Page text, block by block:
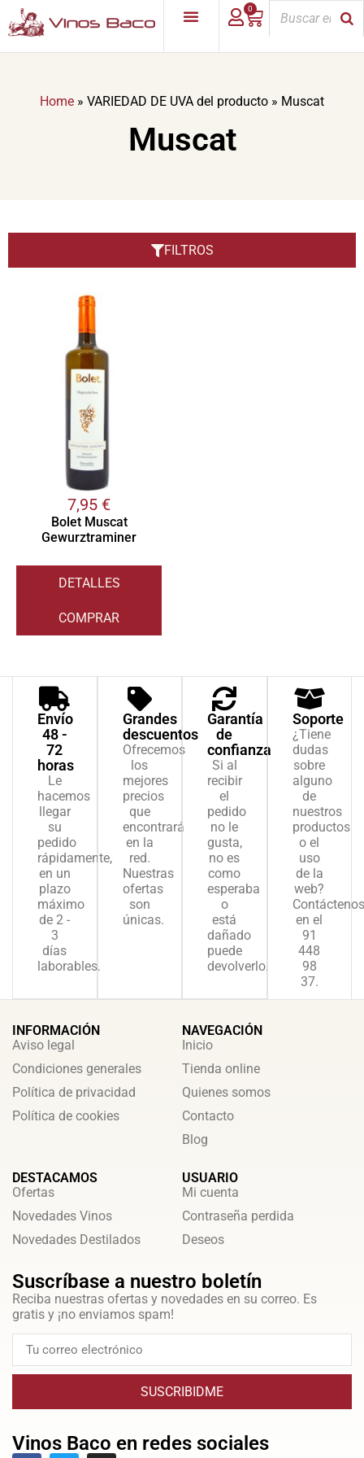
0
Home » VARIEDAD DE UVA del producto » Muscat
Muscat
7,95 €
Bolet Muscat
Gewurztraminer
DETALLES
COMPRAR
FILTROS
Envío
48 -
72
horas
Le
hacemos
llegar
su
pedido
rápidamente,
en un
plazo
máximo
de 2 -
3
días
laborables.
Grandes
descuentos
Ofrecemos
los
mejores
precios
que
encontrará
en la
red.
Nuestras
ofertas
son
únicas.
Garantía
de
confianza
Si al
recibir
el
pedido
no le
gusta,
no es
como
esperaba
o
está
dañado
puede
devolverlo.
Soporte
¿Tiene
dudas
sobre
alguno
de
nuestros
productos
o el
uso
de la
web?
Contáctenos
en el
91
448
98
37.
INFORMACIÓN
Aviso legal
Condiciones generales
Política de privacidad
Política de cookies
NAVEGACIÓN
Inicio
Tienda online
Quienes somos
Contacto
Blog
DESTACAMOS
Ofertas
Novedades Vinos
Novedades Destilados
USUARIO
Mi cuenta
Contraseña perdida
Deseos
Suscríbase a nuestro boletín
Reciba nuestras ofertas y novedades en su correo. Es
gratis y ¡no enviamos spam!
SUSCRIBIDME
Vinos Baco en redes sociales